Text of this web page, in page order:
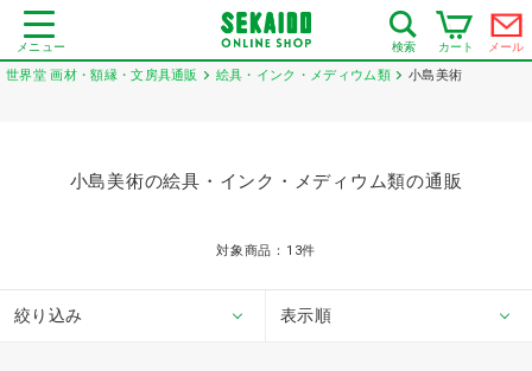
メニュー 検索 カート メール
世界堂 画材・額縁・文房具通販 絵具・インク・メディウム類 小島美術
小島美術の絵具・インク・メディウム類の通販
対象商品： 13件
絞り込み 表示順